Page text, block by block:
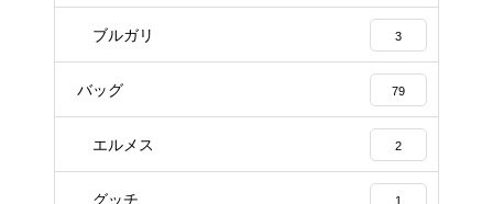
ブルガリ 3
バッグ 79
エルメス 2
グッチ 1